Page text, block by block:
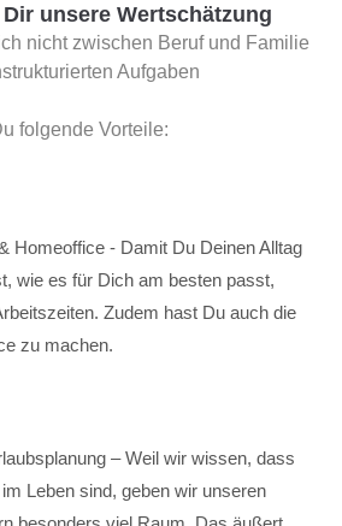
unsere Wertschätzung
nicht zwischen Beruf und Familie
Aufgaben
folgende Vorteile:
Homeoffice - Damit Du Deinen Alltag
wie es für Dich am besten passt,
Zudem hast Du auch die
zu machen.
– Weil wir wissen, dass
Leben sind, geben wir unseren